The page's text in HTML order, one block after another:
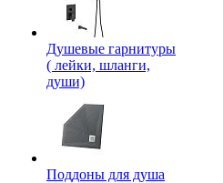
Душевые гарнитуры
( лейки, шланги,
души)
Поддоны для душа